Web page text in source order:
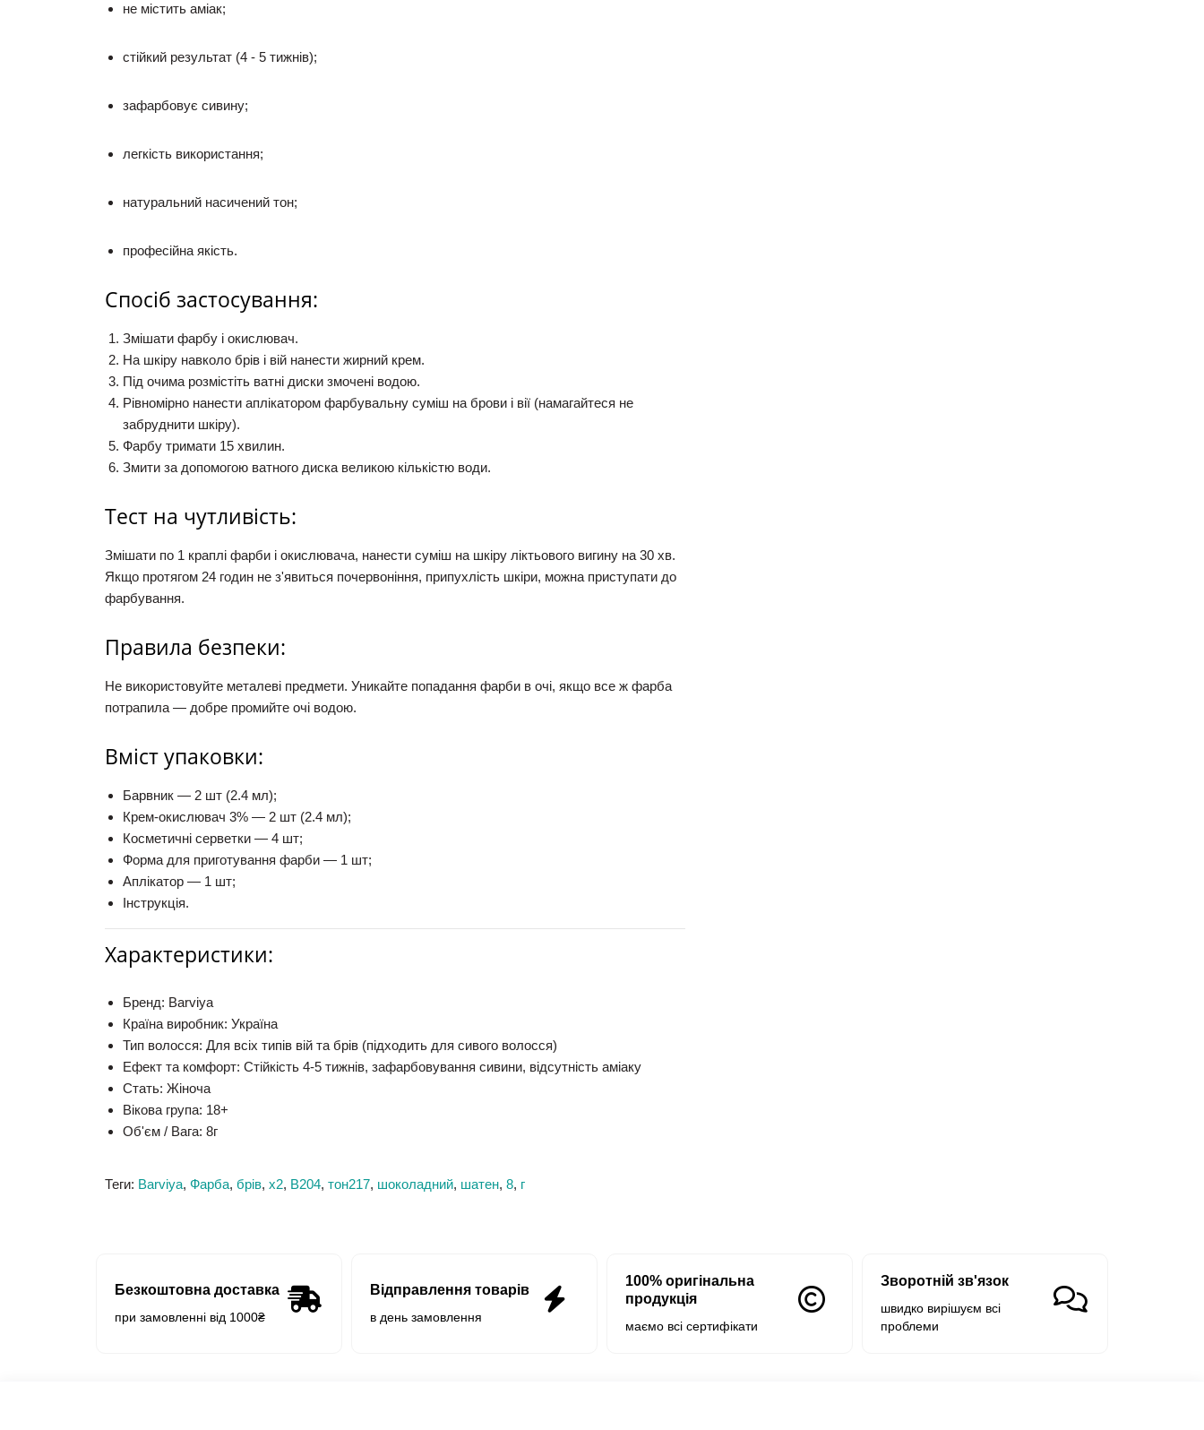
не містить аміак;
стійкий результат (4 - 5 тижнів);
зафарбовує сивину;
легкість використання;
натуральний насичений тон;
професійна якість.
Спосіб застосування:
Змішати фарбу і окислювач.
На шкіру навколо брів і вій нанести жирний крем.
Під очима розмістіть ватні диски змочені водою.
Рівномірно нанести аплікатором фарбувальну суміш на брови і вії (намагайтеся не
забруднити шкіру).
Фарбу тримати 15 хвилин.
Змити за допомогою ватного диска великою кількістю води.
Тест на чутливість:
Змішати по 1 краплі фарби і окислювача, нанести суміш на шкіру ліктьового вигину на 30 хв.
Якщо протягом 24 годин не з'явиться почервоніння, припухлість шкіри, можна приступати до
фарбування.
Правила безпеки:
Не використовуйте металеві предмети. Уникайте попадання фарби в очі, якщо все ж фарба
потрапила — добре промийте очі водою.
Вміст упаковки:
Барвник — 2 шт (2.4 мл);
Крем-окислювач 3% — 2 шт (2.4 мл);
Косметичні серветки — 4 шт;
Форма для приготування фарби — 1 шт;
Аплікатор — 1 шт;
Інструкція.
Характеристики:
Бренд: Barviya
Країна виробник: Україна
Тип волосся: Для всіх типів вій та брів (підходить для сивого волосся)
Ефект та комфорт: Стійкість 4-5 тижнів, зафарбовування сивини, відсутність аміаку
Стать: Жіноча
Вікова група: 18+
Об'єм / Вага: 8г
Теги: Barviya, Фарба, брів, x2, B204, тон217, шоколадний, шатен, 8, г
Безкоштовна доставка
при замовленні від 1000₴
Відправлення товарів
в день замовлення
100% оригінальна
продукція
маємо всі сертифікати
Зворотній зв'язок
швидко вирішуєм всі
проблеми